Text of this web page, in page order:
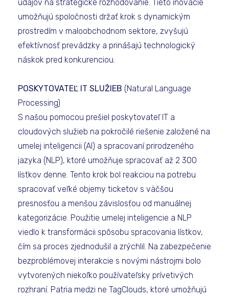
údajov na strategické rozhodovanie. Tieto inovácie
umožňujú spoločnosti držať krok s dynamickým
prostredím v maloobchodnom sektore, zvyšujú
efektívnosť prevádzky a prinášajú technologický
náskok pred konkurenciou.
POSKYTOVATEĽ IT SLUŽIEB (Natural Language
Processing)
S našou pomocou prešiel poskytovateľ IT a
cloudových služieb na pokročilé riešenie založené na
umelej inteligencii (AI) a spracovaní prirodzeného
jazyka (NLP), ktoré umožňuje spracovať až 2 300
lístkov denne. Tento krok bol reakciou na potrebu
spracovať veľké objemy ticketov s väčšou
presnosťou a menšou závislosťou od manuálnej
kategorizácie. Použitie umelej inteligencie a NLP
viedlo k transformácii spôsobu spracovania lístkov,
čím sa proces zjednodušil a zrýchlil. Na zabezpečenie
bezproblémovej interakcie s novými nástrojmi bolo
vytvorených niekoľko používateľsky prívetivých
rozhraní. Patria medzi ne TagClouds, ktoré umožňujú